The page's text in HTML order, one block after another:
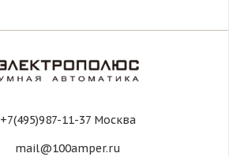
+7(495)987-11-37 Москва
mail@100amper.ru